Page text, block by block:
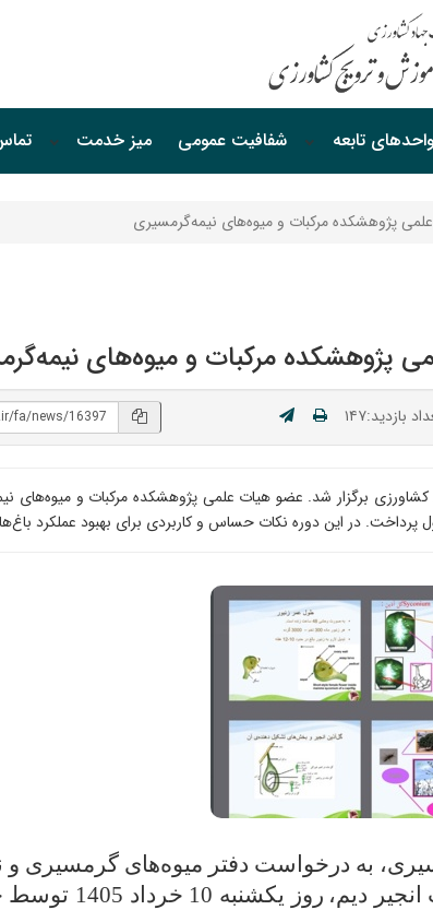
واحدهای‌ تابعه شفافیت‌ عمومی میز خدمت
علمی پژوهشکده مرکبات و میوه‌های نیمه‌گرمسیری
پژوهشکده مرکبات و میوه‌های
بازدید:۱۴۷
کشاورزی برگزار شد. عضو هیات علمی پژوهشکده مرکبات و
در این دوره نکات حساس و کاربردی برای بهبود عملکرد
به درخواست دفتر میوه‌های گرمسیری و
دیم،
روز یکشنبه